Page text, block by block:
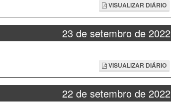
VISUALIZAR DIÁRIO
23 de setembro de 2022
VISUALIZAR DIÁRIO
22 de setembro de 2022